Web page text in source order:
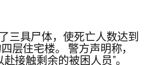
三具尸体，使死亡人数达到
层住宅楼。 警方声明称，
接触剩余的被困人员”。